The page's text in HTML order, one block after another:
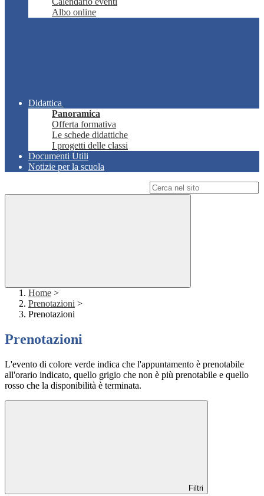
Albo online
Didattica
Panoramica
Offerta formativa
Le schede didattiche
I progetti delle classi
Documenti Utili
Notizie per la scuola
Home >
Prenotazioni >
Prenotazioni
Prenotazioni
L'evento di colore verde indica che l'appuntamento è prenotabile
all'orario indicato, quello grigio che non è più prenotabile e quello
rosso che la disponibilità è terminata.
Filtri